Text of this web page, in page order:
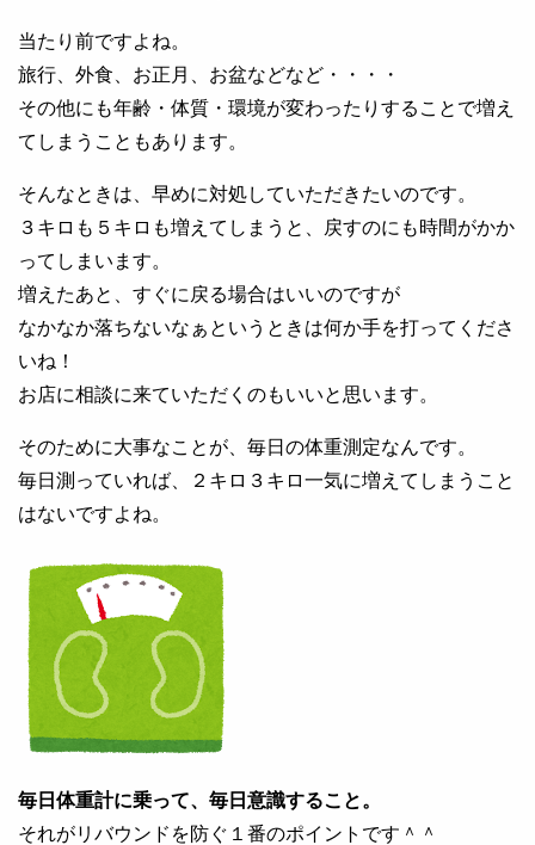
当たり前ですよね。
旅行、外食、お正月、お盆などなど・・・・
その他にも年齢・体質・環境が変わったりすることで増え
てしまうこともあります。
そんなときは、早めに対処していただきたいのです。
３キロも５キロも増えてしまうと、戻すのにも時間がかか
ってしまいます。
増えたあと、すぐに戻る場合はいいのですが
なかなか落ちないなぁというときは何か手を打ってくださ
いね！
お店に相談に来ていただくのもいいと思います。
そのために大事なことが、毎日の体重測定なんです。
毎日測っていれば、２キロ３キロ一気に増えてしまうこと
はないですよね。
毎日体重計に乗って、毎日意識すること。
それがリバウンドを防ぐ１番のポイントです＾＾